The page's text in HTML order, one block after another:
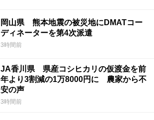
岡山県 熊本地震の被災地にDMATコー
ディネーターを第4次派遣
3時間前
JA香川県 県産コシヒカリの仮渡金を前
年より3割減の1万8000円に 農家から不
安の声
3時間前